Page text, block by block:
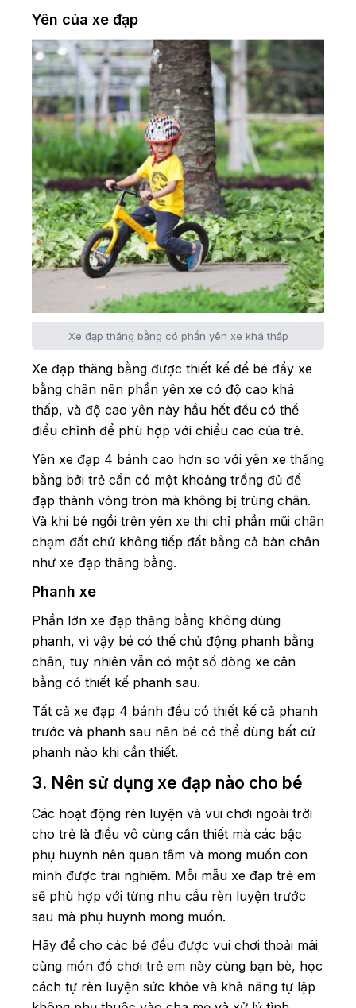
Yên của xe đạp
Xe đạp thăng bằng có phần yên xe khá thấp
Xe đạp thăng bằng được thiết kế để bé đẩy xe
bằng chân nên phần yên xe có độ cao khá
thấp, và độ cao yên này hầu hết đều có thể
điều chỉnh để phù hợp với chiều cao của trẻ.
Yên xe đạp 4 bánh cao hơn so với yên xe thăng
bằng bởi trẻ cần có một khoảng trống đủ để
đạp thành vòng tròn mà không bị trùng chân.
Và khi bé ngồi trên yên xe thi chỉ phần mũi chân
chạm đất chứ không tiếp đất bằng cả bàn chân
như xe đạp thăng bằng.
Phanh xe
Phần lớn xe đạp thăng bằng không dùng
phanh, vì vậy bé có thế chủ động phanh bằng
chân, tuy nhiên vẫn có một số dòng xe cân
bằng có thiết kế phanh sau.
Tất cả xe đạp 4 bánh đều có thiết kế cả phanh
trước và phanh sau nên bé có thể dùng bất cứ
phanh nào khi cần thiết.
3. Nên sử dụng xe đạp nào cho bé
Các hoạt động rèn luyện và vui chơi ngoài trời
cho trẻ là điều vô cùng cần thiết mà các bậc
phụ huynh nên quan tâm và mong muốn con
mình được trải nghiệm. Mỗi mẫu xe đạp trẻ em
sẽ phù hợp với từng nhu cầu rèn luyện trước
sau mà phụ huynh mong muốn.
Hãy để cho các bé đều được vui chơi thoải mái
cùng món đồ chơi trẻ em này cùng bạn bè, học
cách tự rèn luyện sức khỏe và khả năng tự lập